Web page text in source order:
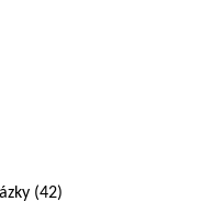
(42)